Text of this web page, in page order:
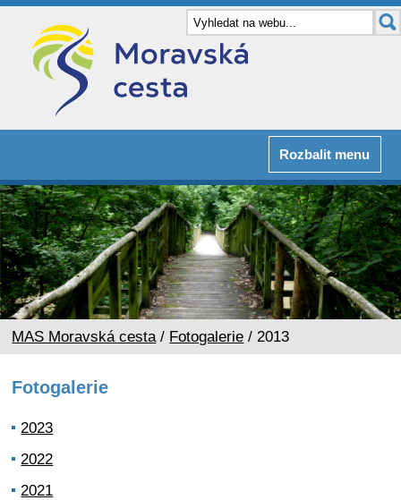
Rozbalit menu
MAS Moravská cesta/ Fotogalerie / 2013
Fotogalerie
2023
2022
2021